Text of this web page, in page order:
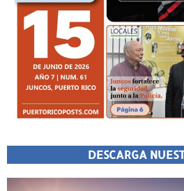
DESCARGA